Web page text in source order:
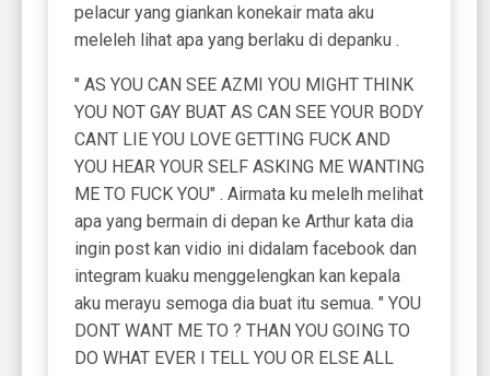
pelacur yang giankan konekair mata aku
meleleh lihat apa yang berlaku di depanku .
" AS YOU CAN SEE AZMI YOU MIGHT THINK
YOU NOT GAY BUAT AS CAN SEE YOUR BODY
CANT LIE YOU LOVE GETTING FUCK AND
YOU HEAR YOUR SELF ASKING ME WANTING
ME TO FUCK YOU" . Airmata ku melelh melihat
apa yang bermain di depan ke Arthur kata dia
ingin post kan vidio ini didalam facebook dan
integram kuaku menggelengkan kan kepala
aku merayu semoga dia buat itu semua. " YOU
DONT WANT ME TO ? THAN YOU GOING TO
DO WHAT EVER I TELL YOU OR ELSE ALL